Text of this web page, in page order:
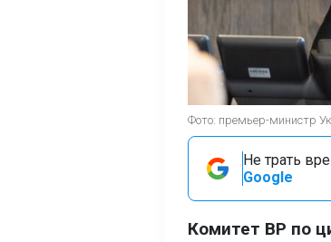
Фото: премьер-министр
Не трать
Google
Комитет ВР по